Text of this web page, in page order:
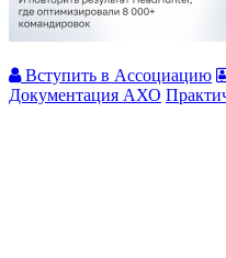
Вступить в Ассоциацию
Документация АХО